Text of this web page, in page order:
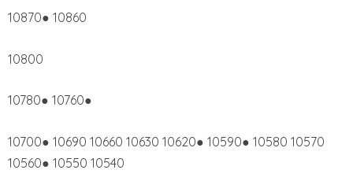
10870● 10860
10800
10780● 10760●
10700● 10690 10660 10630 10620● 10590● 10580 10570
10560● 10550 10540